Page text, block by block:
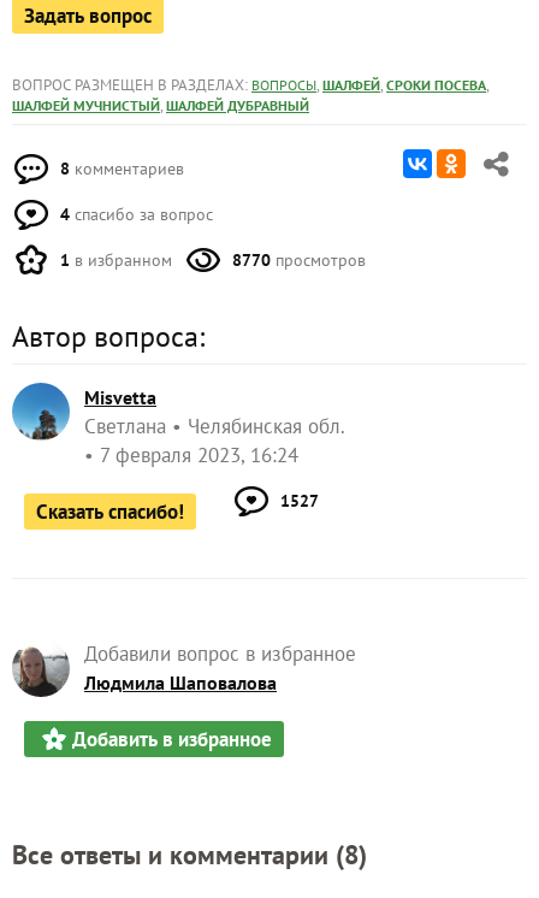
Задать вопрос
ВОПРОС РАЗМЕЩЕН В РАЗДЕЛАХ: ВОПРОСЫ, ШАЛФЕЙ, СРОКИ ПОСЕВА,
ШАЛФЕЙ МУЧНИСТЫЙ, ШАЛФЕЙ ДУБРАВНЫЙ
8 комментариев
4 спасибо за вопрос
1 в избранном 8770 просмотров
Автор вопроса:
Misvetta
Светлана
Челябинская обл.
7 февраля 2023, 16:24
Сказать спасибо! 1527
Добавили вопрос в избранное
Людмила Шаповалова
Добавить в избранное
Все ответы и комментарии (8)